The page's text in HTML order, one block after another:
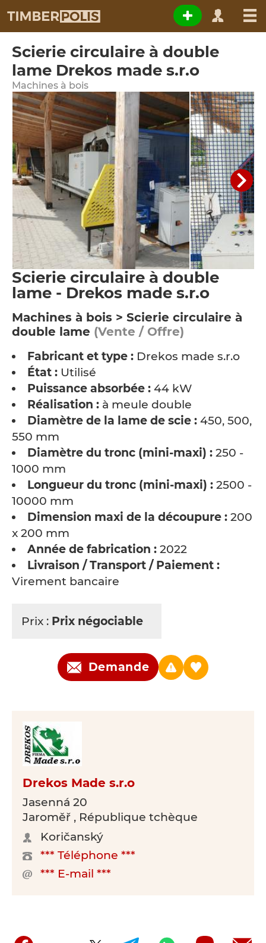
Scierie circulaire à double
lame Drekos made s.r.o
Machines à bois
Scierie circulaire à double
lame - Drekos made s.r.o
Machines à bois > Scierie circulaire à
double lame (Vente / Offre)
Fabricant et type : Drekos made s.r.o
État : Utilisé
Puissance absorbée : 44 kW
Réalisation : à meule double
Diamètre de la lame de scie : 450, 500,
550 mm
Diamètre du tronc (mini-maxi) : 250 -
1000 mm
Longueur du tronc (mini-maxi) : 2500 -
10000 mm
Dimension maxi de la découpure : 200
x 200 mm
Année de fabrication : 2022
Livraison / Transport / Paiement :
Virement bancaire
Prix : Prix négociable
Demande
Drekos Made s.r.o
Jasenná 20
Jaroměř , République tchèque
Koričanský
*** Téléphone ***
*** E-mail ***